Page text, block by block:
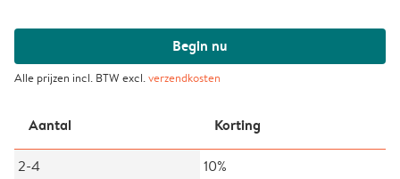
Begin nu
Alle prijzen incl. BTW excl.verzendkosten
Aantal Korting
2-4
10%